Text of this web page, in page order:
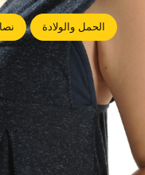
الحمل والولادة